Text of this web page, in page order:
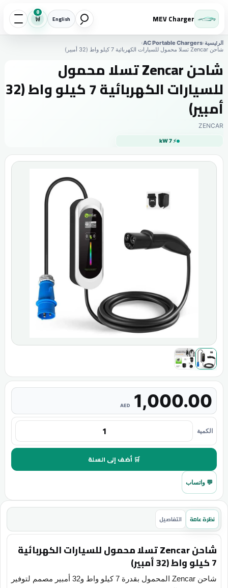
MEV Charger
English
🛒
0
الرئيسية›
AC Portable Chargers
›
شاحن Zencar تسلا محمول للسيارات الكهربائية 7 كيلو واط (32 أمبير)
شاحن Zencar تسلا محمول
للسيارات الكهربائية 7 كيلو واط (32
أمبير)
ZENCAR
⚡ 7 kW
1,000.00
AED
الكمية
🛒 أضف إلى السلة
💬 واتساب
نظرة عامة التفاصيل
شاحن Zencar تسلا محمول للسيارات الكهربائية
7 كيلو واط (32 أمبير)
شاحن Zencar المحمول بقدرة 7 كيلو واط و32 أمبير مصمم لتوفير